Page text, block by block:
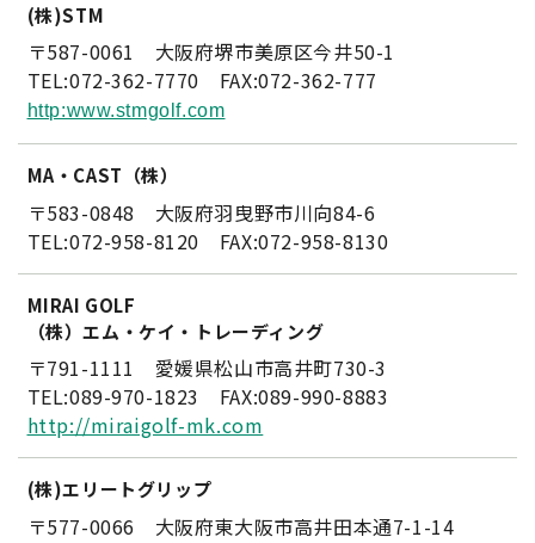
(株)STM
〒587-0061 大阪府堺市美原区今井50-1
TEL:072-362-7770 FAX:072-362-777
http:www.stmgolf.com
MA・CAST（株）
〒583-0848 大阪府羽曳野市川向84-6
TEL:072-958-8120 FAX:072-958-8130
MIRAI GOLF
（株）エム・ケイ・トレーディング
〒791-1111 愛媛県松山市高井町730-3
TEL:089-970-1823 FAX:089-990-8883
http://miraigolf-mk.com
(株)エリートグリップ
〒577-0066 大阪府東大阪市高井田本通7-1-14